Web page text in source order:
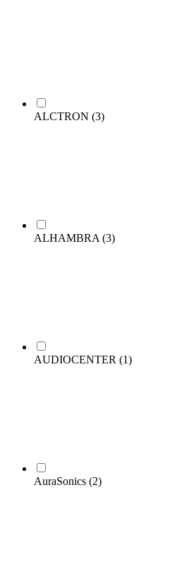
ALCTRON (3)
ALHAMBRA (3)
AUDIOCENTER (1)
AuraSonics (2)